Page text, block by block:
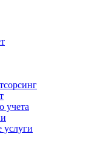
учета
услуги